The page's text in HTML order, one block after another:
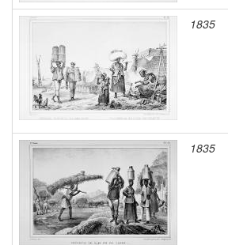
1835
1835